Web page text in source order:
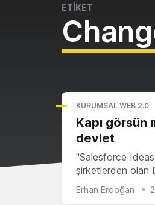
ETİKET
KURUMSAL WEB 2.0
Kapı görsün
devlet
"Salesforce
şirketlerden olan
Erhan Erdoğan